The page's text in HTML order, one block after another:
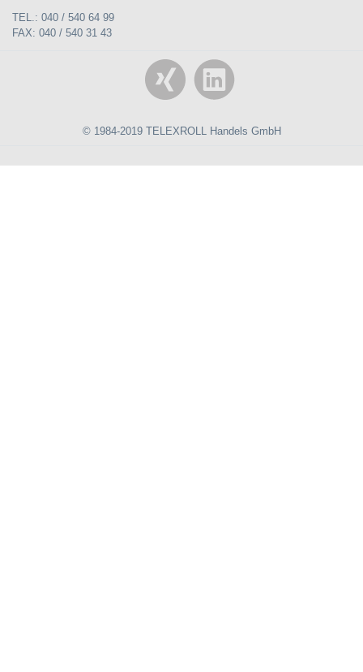
TEL.: 040 / 540 64 99
FAX: 040 / 540 31 43
© 1984-2019 TELEXROLL Handels GmbH